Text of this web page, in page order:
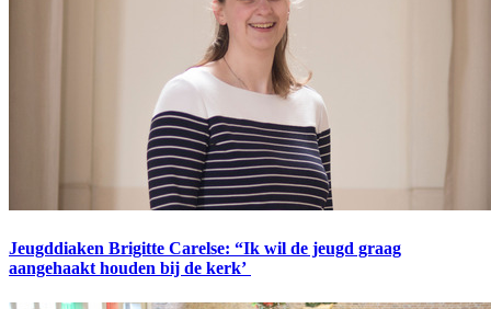
Jeugddiaken Brigitte Carelse: “Ik wil de jeugd graag
aangehaakt houden bij de kerk’